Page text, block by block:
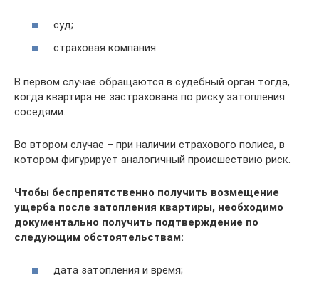
суд;
страховая компания.
В первом случае обращаются в судебный орган тогда,
когда квартира не застрахована по риску затопления
соседями.
Во втором случае – при наличии страхового полиса, в
котором фигурирует аналогичный происшествию риск.
Чтобы беспрепятственно получить возмещение
ущерба после затопления квартиры, необходимо
документально получить подтверждение по
следующим обстоятельствам:
дата затопления и время;